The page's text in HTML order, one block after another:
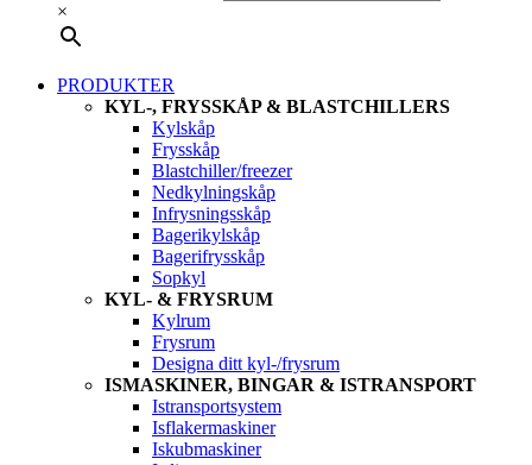
×
PRODUKTER
KYL-, FRYSSKÅP & BLASTCHILLERS
Kylskåp
Frysskåp
Blastchiller/freezer
Nedkylningskåp
Infrysningsskåp
Bagerikylskåp
Bagerifrysskåp
Sopkyl
KYL- & FRYSRUM
Kylrum
Frysrum
Designa ditt kyl-/frysrum
ISMASKINER, BINGAR & ISTRANSPORT
Istransportsystem
Isflakermaskiner
Iskubmaskiner